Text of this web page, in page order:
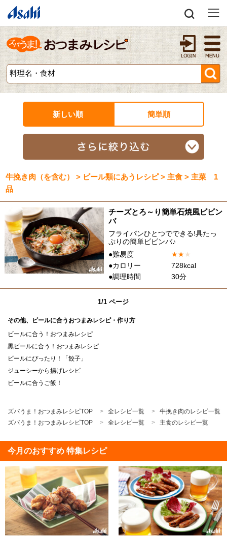
新しい順 簡単順
牛挽き肉（を含む） > ビール類にあうレシピ > 主食 > 主菜 1
品
チーズとろ～り簡単石焼風ビビン
バ
フライパンひとつでできる!具たっ
ぷりの簡単ビビンバ♪
●難易度
★★★
●カロリー
728kcal
●調理時間
30分
1/1 ページ
その他、ビールに合うおつまみレシピ・作り方
ビールに合う！おつまみレシピ
黒ビールに合う！おつまみレシピ
ビールにぴったり！「餃子」
ジューシーから揚げレシピ
ビールに合うご飯！
ズバうま！おつまみレシピTOP 全レシピ一覧
牛挽き肉のレシピ一覧
ズバうま！おつまみレシピTOP
全レシピ一覧 主食のレシピ一覧
今月のおすすめ 特集レシピ